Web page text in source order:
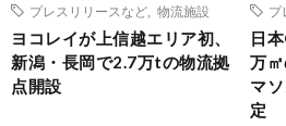
プレスリリースなど
物流施設
ヨコレイが上信越エリア初、
新潟・長岡で2.7万tの物流拠
点開設
プ
日
万
マ
定